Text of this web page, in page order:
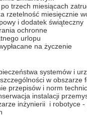
trzech miesiącach
rzetelność miesięcznie
i dodatek świąteczny
ochronne
urlopu
na życzenie
systemów i
w obszarze
przepisów i norm
instalacji
inżynierii i robotyce -